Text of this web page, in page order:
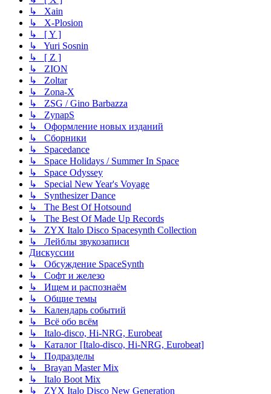
↳ Xain
↳ X-Plosion
↳ [ Y ]
↳ Yuri Sosnin
↳ [ Z ]
↳ ZION
↳ Zoltar
↳ Zona-X
↳ ZSG / Gino Barbazza
↳ ZynapS
↳ Оформление новых изданий
↳ Сборники
↳ Spacedance
↳ Space Holidays / Summer In Space
↳ Space Odyssey
↳ Special New Year's Voyage
↳ Synthesizer Dance
↳ The Best Of Hotsound
↳ The Best Of Made Up Records
↳ ZYX Italo Disco Spacesynth Collection
↳ Лейблы звукозаписи
Дискуссии
↳ Обсуждение SpaceSynth
↳ Софт и железо
↳ Ищем и распознаём
↳ Общие темы
↳ Календарь событий
↳ Всё обо всём
↳ Italo-disco, Hi-NRG, Eurobeat
↳ Каталог [Italo-disco, Hi-NRG, Eurobeat]
↳ Подразделы
↳ Brayan Master Mix
↳ Italo Boot Mix
↳ ZYX Italo Disco New Generation